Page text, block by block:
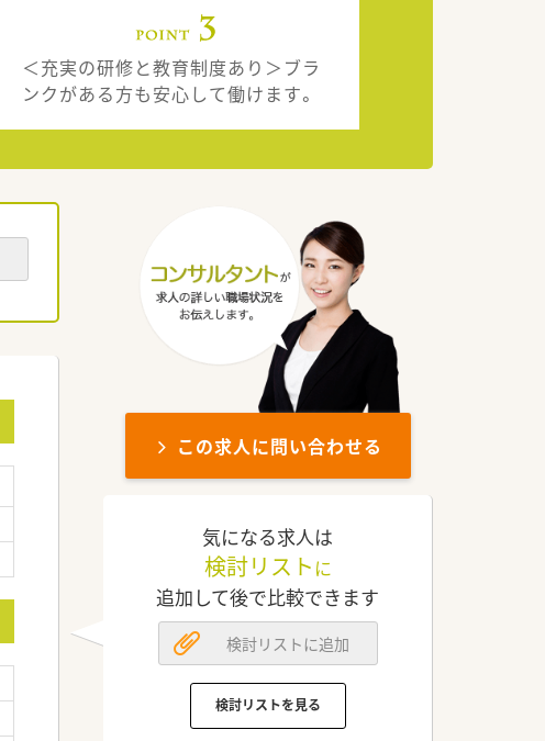
＜充実の研修と教育制度あり＞ブラ
ンクがある方も安心して働けます。
この求人に問い合わせる
気になる求人は
検討リスト に
追加して後で比較できます
検討リストに追加
検討リストを見る